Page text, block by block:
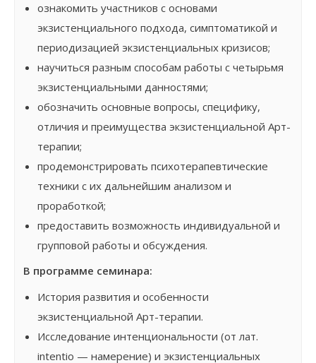
ознакомить участников с основами
экзистенциального подхода, симптоматикой и
периодизацией экзистенциальных кризисов;
научиться разным способам работы с четырьмя
экзистенциальными данностями;
обозначить основные вопросы, специфику,
отличия и преимущества экзистенциальной Арт-
терапии;
продемонстрировать психотерапевтические
техники с их дальнейшим анализом и
проработкой;
предоставить возможность индивидуальной и
групповой работы и обсуждения.
В программе семинара:
История развития и особенности
экзистенциальной Арт-терапии.
Исследование интенциональности (от лат.
intentio — намерение) и экзистенциальных